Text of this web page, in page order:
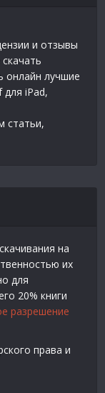
и отзывы
онлайн лучшие
iPad,
статьи,
на
их
для
20% книги
разрешение
права и